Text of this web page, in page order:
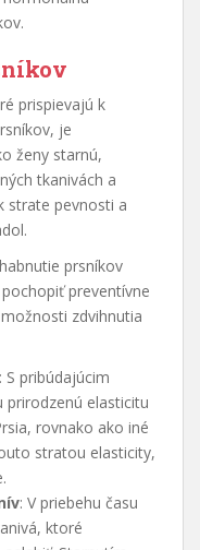
prispievajú k
je
ženy starnú,
tkanivách a
strate pevnosti a
prsníkov
preventívne
zdvihnutia
: S pribúdajúcim
elasticitu
rovnako ako iné
stratou elasticity,
: V priebehu času
ktoré